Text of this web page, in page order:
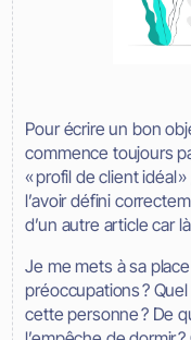
Pour écrire un bon
commence toujours
« profil de client idéal
l’avoir défini
d’un autre article car
Je me mets à sa
préoccupations ?
cette personne ? De